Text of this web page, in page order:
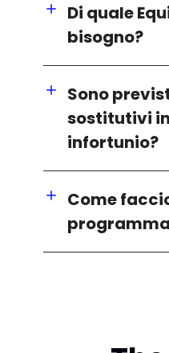
Di quale
bisogno?
Sono
sostitutivi
infortunio?
Come